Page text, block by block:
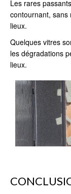
Les rares
contournant, sans
lieux.
Quelques vitres
les dégradations
lieux.